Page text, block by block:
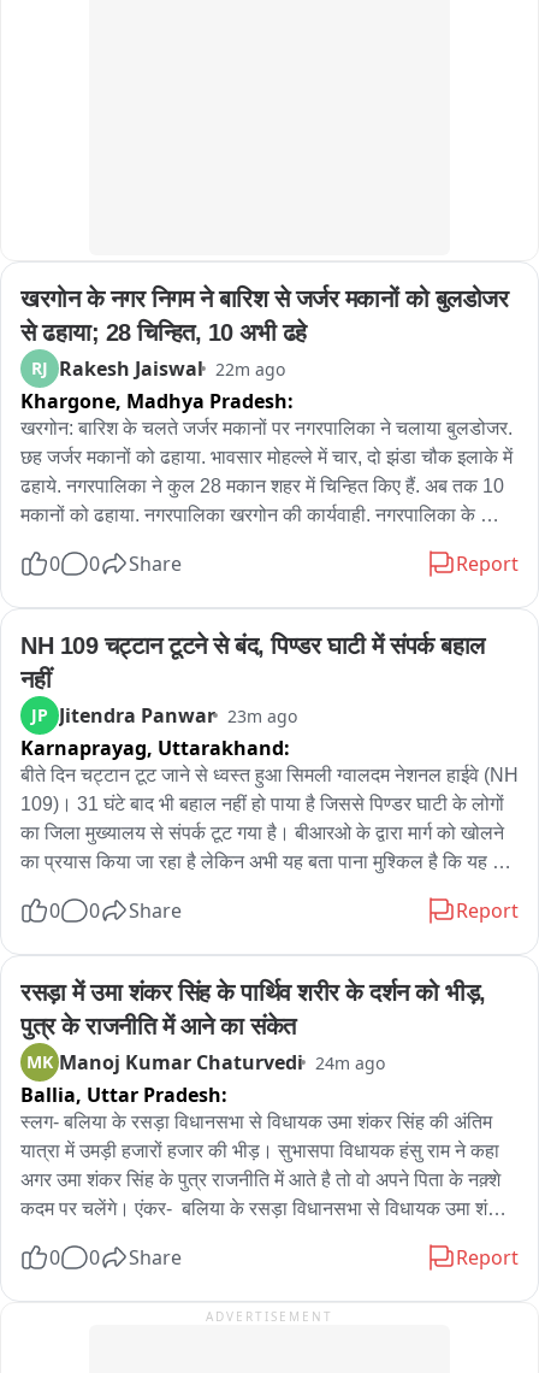
खरगोन के नगर निगम ने बारिश से जर्जर मकानों को बुलडोजर
से ढहाया; 28 चिन्हित, 10 अभी ढहे
RJ Rakesh Jaiswal 22m ago
Khargone, Madhya Pradesh:
खरगोन: बारिश के चलते जर्जर मकानों पर नगरपालिका ने चलाया बुलडोजर.
छह जर्जर मकानों को ढहाया. भावसार मोहल्ले में चार, दो झंडा चौक इलाके में
ढहाये. नगरपालिका ने कुल 28 मकान शहर में चिन्हित किए हैं. अब तक 10
मकानों को ढहाया. नगरपालिका खरगोन की कार्यवाही. नगरपालिका के
गए थे. सभी को आठ-आठ नोटिस दे दिए गए हैं. अब मकानों तोड़ने की
तोड़ दिए हैं. कुछ लोग खुद मकान, दुकानदार हटा रहे हैं. नहीं हटाए तो आगे भी
कार्यवाही जारी रहेगी. आज जेसीबी से हटाने मकान खरगोन के शिवडोला मार्ग
में भी आ रहे थे.
0 0 Share Report
NH 109 चट्टान टूटने से बंद, पिण्डर घाटी में संपर्क बहाल
नहीं
JP Jitendra Panwar 23m ago
Karnaprayag, Uttarakhand:
बीते दिन चट्टान टूट जाने से ध्वस्त हुआ सिमली ग्वालदम नेशनल हाईवे (NH
109)। 31 घंटे बाद भी बहाल नहीं हो पाया है जिससे पिण्डर घाटी के लोगों
का जिला मुख्यालय से संपर्क टूट गया है। बीआरओ के द्वारा मार्ग को खोलने
का प्रयास किया जा रहा है लेकिन अभी यह बता पाना मुश्किल है कि यह
जोखिम में डालकर पैदल ही आवाजाही करने को मजबूर हैं। चट्टान खिसकने
है। बताया जा रहा है कि आज शाम तक बिजली की व्यवस्था बहाल कर दी
जाएगी। इसके लिए बिजली विभाग के 18 कर्मचारी लाइन ठीक कर रहे हैं।
बताया जा रहा है कि इस आपदा में बिजली विभाग को 10 से 12 लाख का
नुकसान हुआ है。
0 0 Share Report
रसड़ा में उमा शंकर सिंह के पार्थिव शरीर के दर्शन को भीड़,
पुत्र के राजनीति में आने का संकेत
MK Manoj Kumar Chaturvedi 24m ago
Ballia, Uttar Pradesh:
स्लग- बलिया के रसड़ा विधानसभा से विधायक उमा शंकर सिंह की अंतिम
यात्रा में उमड़ी हजारों हजार की भीड़। सुभासपा विधायक हंसु राम ने कहा
अगर उमा शंकर सिंह के पुत्र राजनीति में आते है तो वो अपने पिता के नक़्शे
कदम पर चलेंगे। एंकर-  बलिया के रसड़ा विधानसभा से विधायक उमा शंकर
अंतिम-final दर्शन के लिए उनके चाहने वालों की भीड़ लगी हुई है। हर कोई
यात्रा में हजारों हजार लोगों शामिल हुए है। बसपा विधायक उमा शंकर सिंह
0 0 Share Report
ADVERTISEMENT